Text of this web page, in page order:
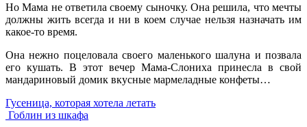
Но Мама не ответила своему сыночку. Она решила, что мечты
должны жить всегда и ни в коем случае нельзя назначать им
какое-то время.
Она нежно поцеловала своего маленького шалуна и позвала
его кушать. В этот вечер Мама-Слониха принесла в свой
мандариновый домик вкусные мармеладные конфеты…
Гусеница, которая хотела летать
Гоблин из шкафа